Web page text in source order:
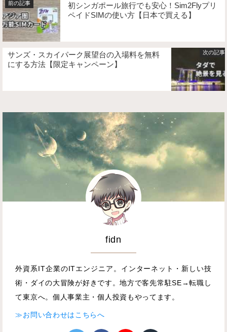
初シンガポール旅行でも安心！Sim2Flyプリ
ペイドSIMの使い方【日本で買える】
サンズ・スカイパーク展望台の入場料を無料
にする方法【限定キャンペーン】
fidn
外資系IT企業のITエンジニア。インターネット・新しい技
術・ダイの大冒険が好きです。地方で客先常駐SE→転職し
て東京へ。個人事業主・個人投資もやってます。
≫お問い合わせはこちらへ